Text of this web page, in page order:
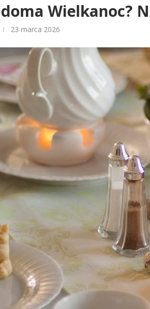
Wielkanoc?
23 marca 2026